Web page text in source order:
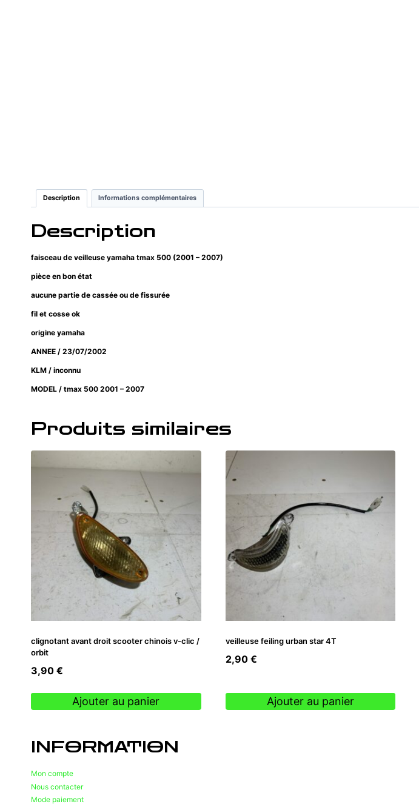
Description Informations complémentaires
Description
faisceau de veilleuse yamaha tmax 500 (2001 – 2007)
pièce en bon état
aucune partie de cassée ou de fissurée
fil et cosse ok
origine yamaha
ANNEE / 23/07/2002
KLM / inconnu
MODEL / tmax 500 2001 – 2007
Produits similaires
clignotant avant droit scooter chinois v-clic /
orbit
3,90 €
Ajouter au panier
veilleuse feiling urban star 4T
2,90 €
Ajouter au panier
INFORMATION
Mon compte
Nous contacter
Mode paiement